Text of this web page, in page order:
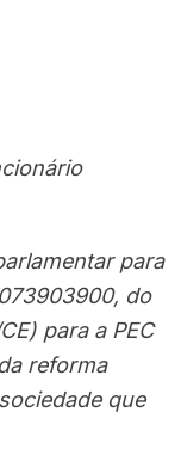
para
do
para a PEC
reforma
que